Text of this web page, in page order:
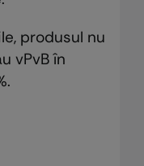
produsul nu
vPvB în